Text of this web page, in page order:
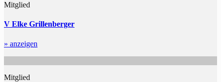
Mitglied
V Elke Grillenberger
» anzeigen
Mitglied